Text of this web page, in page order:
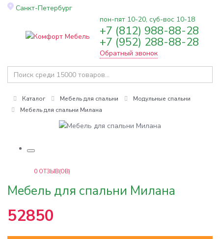
Санкт-Петербург
Toggle
пон-пят 10-20, суб-вос 10-18
+7 (812) 988-88-28
+7 (952) 288-88-28
Обратный звонок
Каталог Мебель для спальни
Модульные спальни
Мебель для спальни Милана
0 ОТЗЫВ(ОВ)
Мебель для спальни Милана
52850